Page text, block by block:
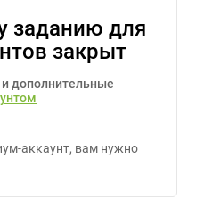
заданию для
закрыт
дополнительные
аккаунт, вам нужно